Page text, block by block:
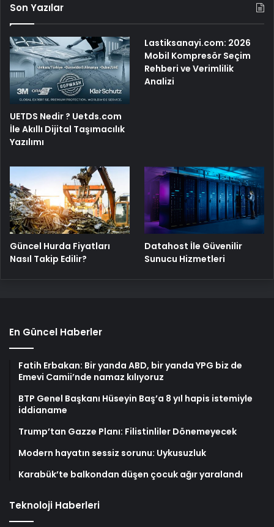
Son Yazılar
UETDS Nedir ? Uetds.com
İle Akıllı Dijital Taşımacılık
Yazılımı
Lastiksanayi.com: 2026
Mobil Kompresör Seçim
Rehberi ve Verimlilik
Analizi
Güncel Hurda Fiyatları
Nasıl Takip Edilir?
Datahost İle Güvenilir
Sunucu Hizmetleri
En Güncel Haberler
Fatih Erbakan: Bir yanda ABD, bir yanda YPG biz de
Emevi Camii’nde namaz kılıyoruz
BTP Genel Başkanı Hüseyin Baş’a 8 yıl hapis istemiyle
iddianame
Trump’tan Gazze Planı: Filistinliler Dönemeyecek
Modern hayatın sessiz sorunu: Uykusuzluk
Karabük’te balkondan düşen çocuk ağır yaralandı
Teknoloji Haberleri